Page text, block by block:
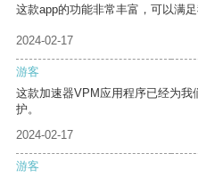
这款app的功能非常丰富，可以满足
2024-02-17
游客
这款加速器VPM应用程序已经为
护。
2024-02-17
游客